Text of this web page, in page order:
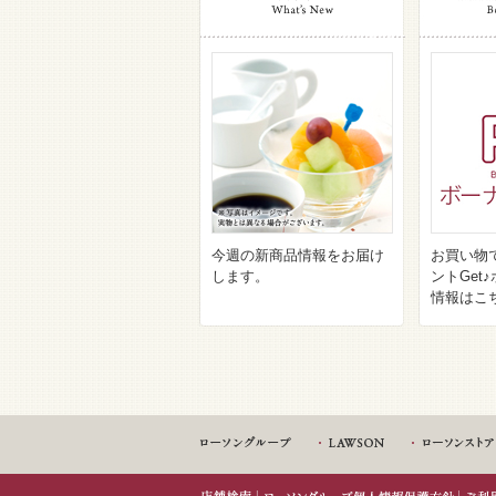
今週の新商品情報をお届け
します。
お買い物
ントGet♪
情報はこ